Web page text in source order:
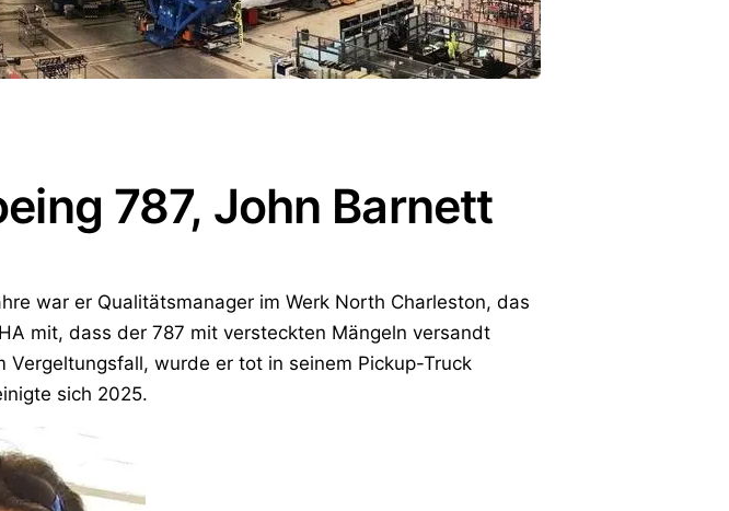
787, John Barnett
war er Qualitätsmanager im Werk North Charleston, das
mit, dass der 787 mit versteckten Mängeln versandt
Vergeltungsfall, wurde er tot in seinem Pickup-Truck
sich 2025.